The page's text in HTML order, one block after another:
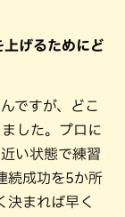
げるためにど
ですが、どこ
した。プロに
い状態で練習
続成功を5か所
決まれば早く